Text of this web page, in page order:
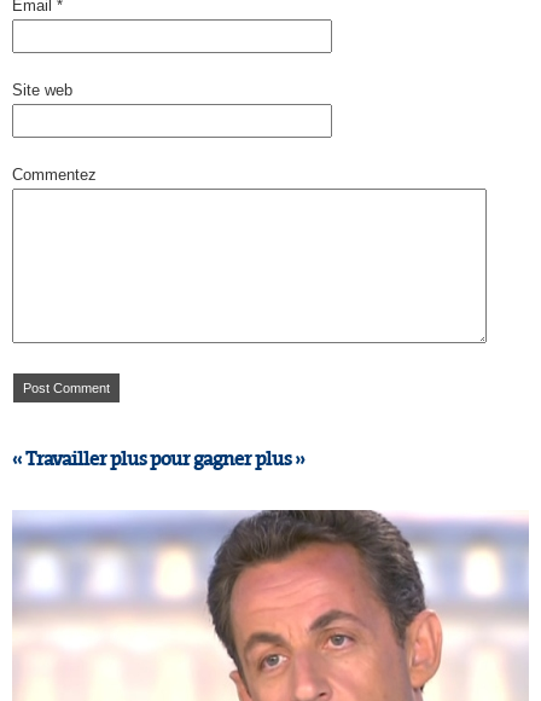
Email *
Site web
Commentez
« Travailler plus pour gagner plus »